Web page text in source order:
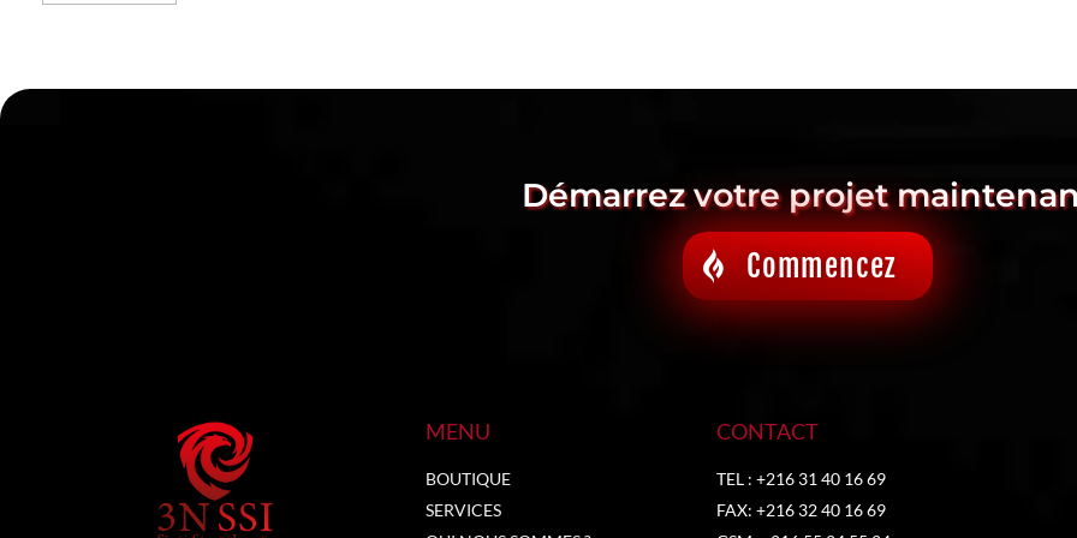
Démarrez votre projet
Commencez
MENU
BOUTIQUE
SERVICES
CONTACT
TEL : +216 31 40 16 69
FAX: +216 32 40 16 69